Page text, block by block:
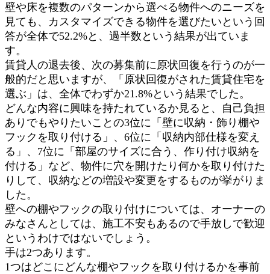
壁や床を複数のパターンから選べる物件へのニーズを
見ても、カスタマイズできる物件を選びたいという回
答が全体で52.2%と、過半数という結果が出ていま
す。
賃貸人の退去後、次の募集前に原状回復を行うのが一
般的だと思いますが、「原状回復がされた賃貸住宅を
選ぶ」は、全体でわずか21.8%という結果でした。
どんな内容に興味を持たれているか見ると、自己負担
ありでもやりたいことの3位に「壁に収納・飾り棚や
フックを取り付ける」、6位に「収納内部仕様を変え
る」、7位に「部屋のサイズに合う、作り付け収納を
付ける」など、物件に穴を開けたり何かを取り付けた
りして、収納などの増設や変更をするものが挙がりま
した。
壁への棚やフックの取り付けについては、オーナーの
みなさんとしては、施工不安もあるので手放しで歓迎
というわけではないでしょう。
手は2つあります。
1つはどこにどんな棚やフックを取り付けるかを事前